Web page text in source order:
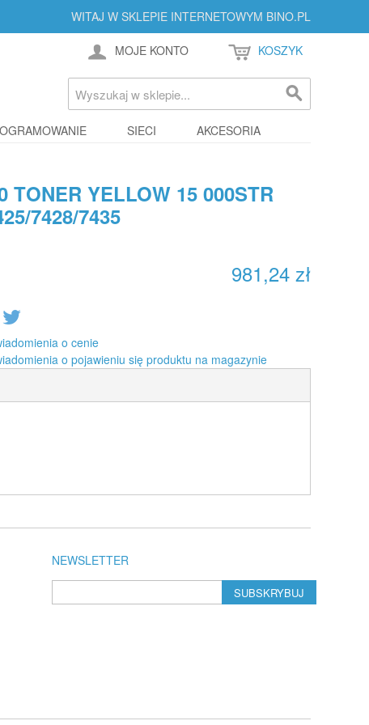
WITAJ W SKLEPIE INTERNETOWYM BINO.PL
MOJE KONTO KOSZYK
SIECI AKCESORIA
TONER YELLOW 15 000STR
7428/7435
981,24 zł
o cenie
o pojawieniu się produktu na magazynie
NEWSLETTER
SUBSKRYBUJ